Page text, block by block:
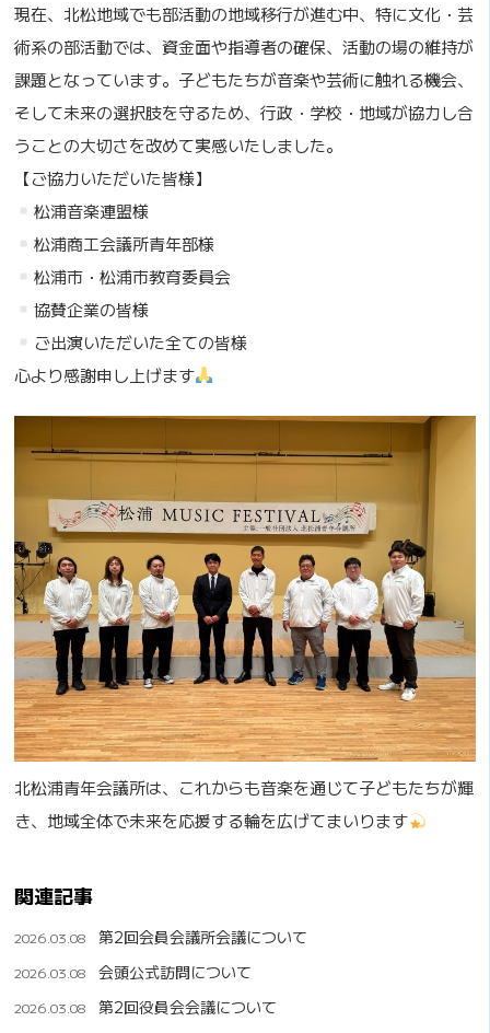
現在、北松地域でも部活動の地域移行が進む中、特に文化・芸
術系の部活動では、資金面や指導者の確保、活動の場の維持が
課題となっています。子どもたちが音楽や芸術に触れる機会、
そして未来の選択肢を守るため、行政・学校・地域が協力し合
うことの大切さを改めて実感いたしました。
【ご協力いただいた皆様】
松浦音楽連盟様
松浦商工会議所青年部様
松浦市・松浦市教育委員会
協賛企業の皆様
ご出演いただいた全ての皆様
心より感謝申し上げます
北松浦青年会議所は、これからも音楽を通じて子どもたちが輝
き、地域全体で未来を応援する輪を広げてまいります
関連記事
2026.03.08 第2回会員会議所会議について
2026.03.08 会頭公式訪問について
2026.03.08 第2回役員会会議について